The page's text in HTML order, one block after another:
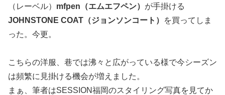
（レーベル） mfpen（エムエフペン） が手掛ける
JOHNSTONE COAT（ジョンソンコート）
を買ってしま
った。今更。
こちらの洋服、巷では沸々と広がっている様で今シーズン
は頻繁に見掛ける機会が増えました。
まぁ、筆者はSESSION福岡のスタイリング写真を見てか